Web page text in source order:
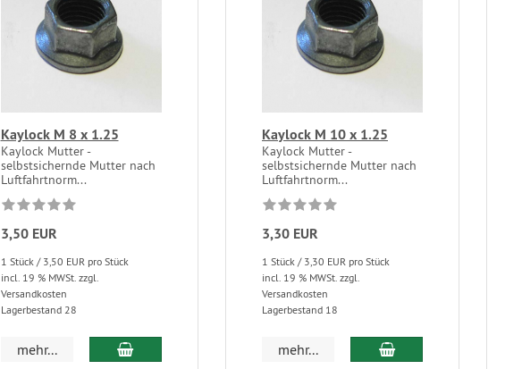
Kaylock M 8 x 1.25
Kaylock Mutter -
selbstsichernde Mutter nach
Luftfahrtnorm...
3,50 EUR
1 Stück / 3,50 EUR pro Stück
incl. 19 % MWSt. zzgl.
Versandkosten
Lagerbestand 28
mehr...
Kaylock M 10 x 1.25
Kaylock Mutter -
selbstsichernde Mutter nach
Luftfahrtnorm...
3,30 EUR
1 Stück / 3,30 EUR pro Stück
incl. 19 % MWSt. zzgl.
Versandkosten
Lagerbestand 18
mehr...